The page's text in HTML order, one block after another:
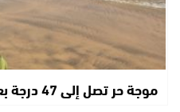
موجة حر تصل إلى 47 درجة بعدد من مناطق المغرب